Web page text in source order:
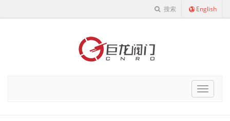
搜索 English
Cnro